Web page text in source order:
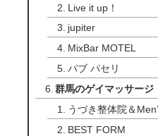
Live it up！
jupiter
MixBar MOTEL
パブ パセリ
群馬のゲイマッサージ
うづき整体院＆
BEST FORM